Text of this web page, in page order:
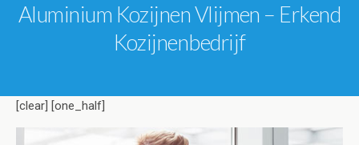
Aluminium Kozijnen Vlijmen – Erkend
Kozijnenbedrijf
[clear] [one_half]